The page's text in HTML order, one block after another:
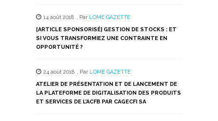
14 août 2018 , Par LOME GAZETTE
[ARTICLE SPONSORISÉ] GESTION DE STOCKS : ET
SI VOUS TRANSFORMIEZ UNE CONTRAINTE EN
OPPORTUNITÉ ?
24 août 2018 , Par LOME GAZETTE
ATELIER DE PRÉSENTATION ET DE LANCEMENT DE
LA PLATEFORME DE DIGITALISATION DES PRODUITS
ET SERVICES DE L’ACFB PAR CAGECFI SA